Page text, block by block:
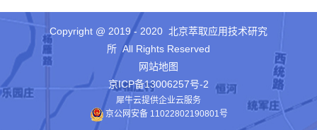
Copyright @ 2019 - 2020 北京萃取应用技术研究
所 All Rights Reserved
网站地图
京ICP备13006257号-2
犀牛云提供企业云服务
京公网安备 11022802190801号